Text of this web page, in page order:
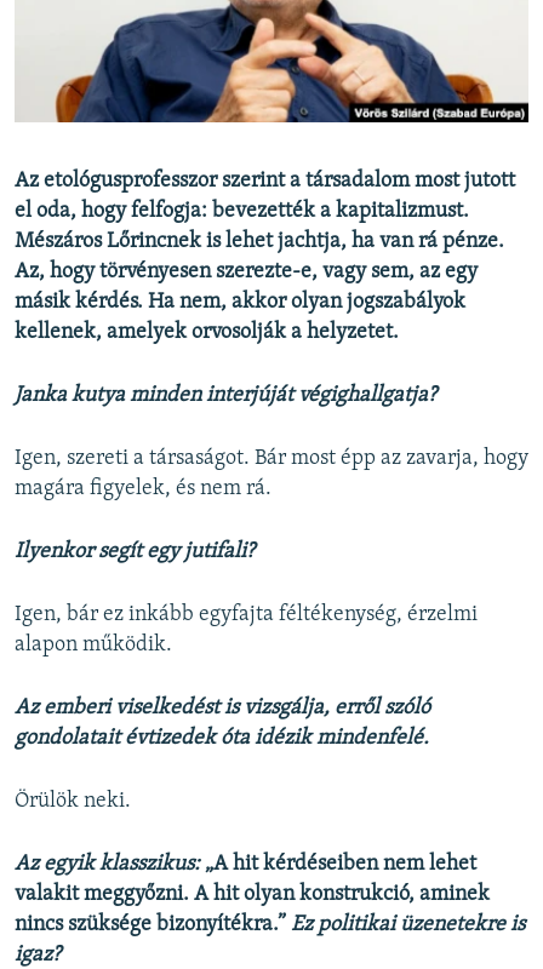
EURÓPAI UNIÓ
KLÍMAVÁLTOZÁS
KÖVESSEN MINKET!
Valamennyi RFE/RL weboldal
Az etológusprofesszor szerint a társadalom most jutott
el oda, hogy felfogja: bevezették a kapitalizmust.
Mészáros Lőrincnek is lehet jachtja, ha van rá pénze.
Az, hogy törvényesen szerezte-e, vagy sem, az egy
másik kérdés. Ha nem, akkor olyan jogszabályok
kellenek, amelyek orvosolják a helyzetet.
Janka kutya minden interjúját végighallgatja?
Igen, szereti a társaságot. Bár most épp az zavarja, hogy
magára figyelek, és nem rá.
Ilyenkor segít egy jutifali?
Igen, bár ez inkább egyfajta féltékenység, érzelmi
alapon működik.
Az emberi viselkedést is vizsgálja, erről szóló
gondolatait évtizedek óta idézik mindenfelé.
Örülök neki.
Az egyik klasszikus: „A hit kérdéseiben nem lehet
valakit meggyőzni. A hit olyan konstrukció, aminek
nincs szüksége bizonyítékra.” Ez politikai üzenetekre is
igaz?